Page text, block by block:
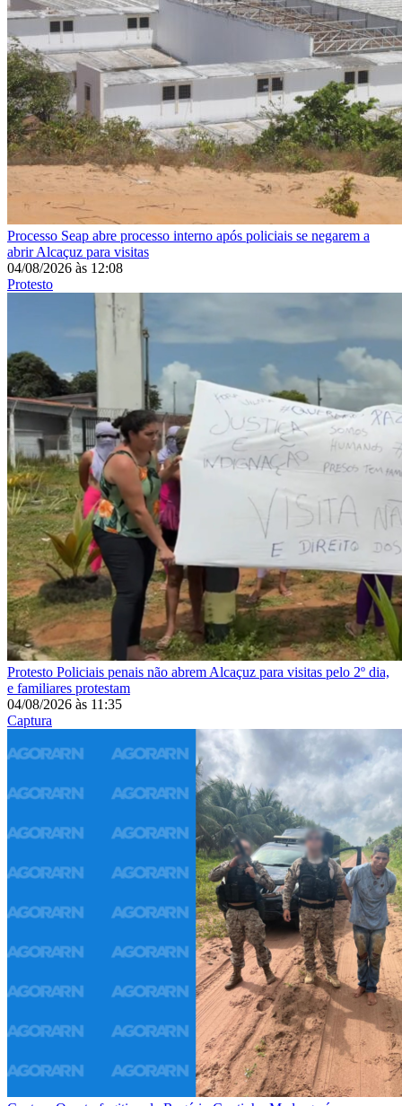
Processo Seap abre processo interno após policiais se negarem a
abrir Alcaçuz para visitas
04/08/2026 às 12:08
Protesto
Protesto Policiais penais não abrem Alcaçuz para visitas pelo 2º dia,
e familiares protestam
04/08/2026 às 11:35
Captura